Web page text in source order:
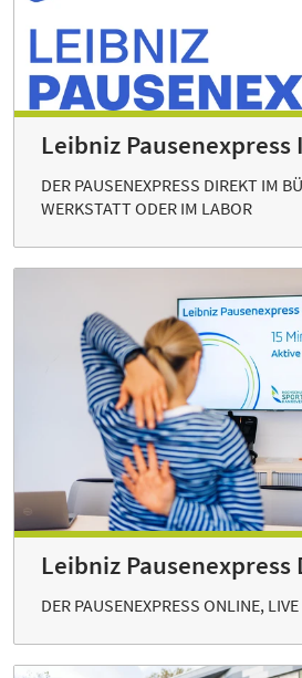
Leibniz Pausenexpress
DER PAUSENEXPRESS DIREKT IM
WERKSTATT ODER IM LABOR
Leibniz Pausenexpress
DER PAUSENEXPRESS ONLINE,